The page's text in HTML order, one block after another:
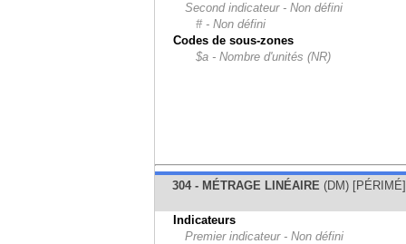
Second indicateur - Non défini
# - Non défini
Codes de sous-zones
$a - Nombre d'unités (NR)
304 - MÉTRAGE LINÉAIRE (DM) [PÉRIMÉ]
Indicateurs
Premier indicateur - Non défini